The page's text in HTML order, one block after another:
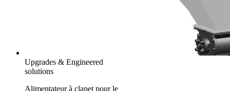
Upgrades & Engineered
solutions
Alimentateur à clapet pour le